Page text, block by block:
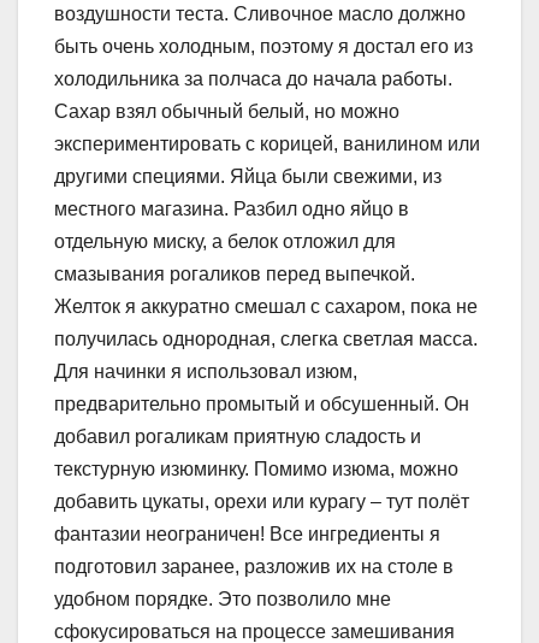
воздушности теста. Сливочное масло должно
быть очень холодным, поэтому я достал его из
холодильника за полчаса до начала работы.
Сахар взял обычный белый, но можно
экспериментировать с корицей, ванилином или
другими специями. Яйца были свежими, из
местного магазина. Разбил одно яйцо в
отдельную миску, а белок отложил для
смазывания рогаликов перед выпечкой.
Желток я аккуратно смешал с сахаром, пока не
получилась однородная, слегка светлая масса.
Для начинки я использовал изюм,
предварительно промытый и обсушенный. Он
добавил рогаликам приятную сладость и
текстурную изюминку. Помимо изюма, можно
добавить цукаты, орехи или курагу – тут полёт
фантазии неограничен! Все ингредиенты я
подготовил заранее, разложив их на столе в
удобном порядке. Это позволило мне
сфокусироваться на процессе замешивания